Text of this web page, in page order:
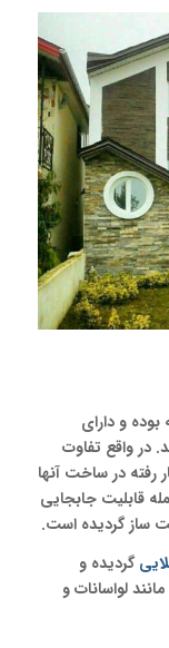
و دارای
در واقع تفاوت
رفته در ساخت آنها
قابلیت جابجایی
ساز گردیده است.
گردیده و
لواسانات و